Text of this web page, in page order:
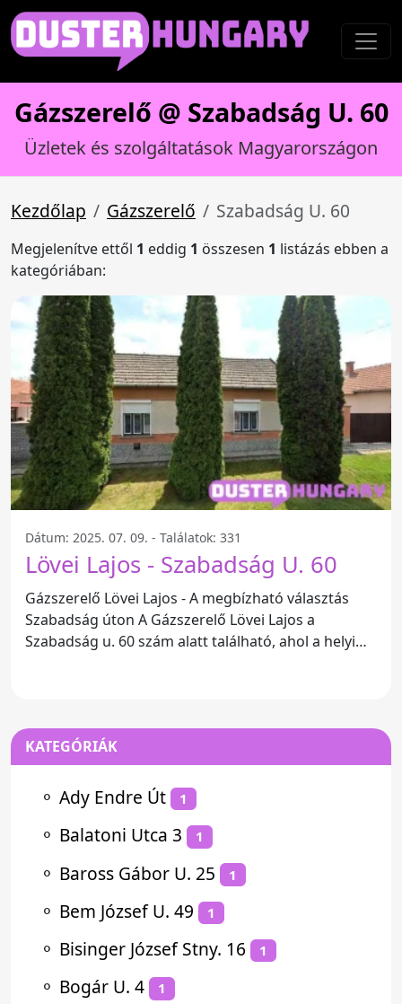
Gázszerelő @ Szabadság U. 60
Üzletek és szolgáltatások Magyarországon
Kezdőlap Gázszerelő Szabadság U. 60
Megjelenítve ettől 1 eddig 1 összesen 1 listázás ebben a
kategóriában:
Dátum: 2025. 07. 09. - Találatok: 331
Lövei Lajos - Szabadság U. 60
Gázszerelő Lövei Lajos - A megbízható választás
Szabadság úton A Gázszerelő Lövei Lajos a
Szabadság u. 60 szám alatt található, ahol a helyi
KATEGÓRIÁK
⚬ Ady Endre Út 1
⚬ Balatoni Utca 3 1
⚬ Baross Gábor U. 25 1
⚬ Bem József U. 49 1
⚬ Bisinger József Stny. 16 1
⚬ Bogár U. 4 1